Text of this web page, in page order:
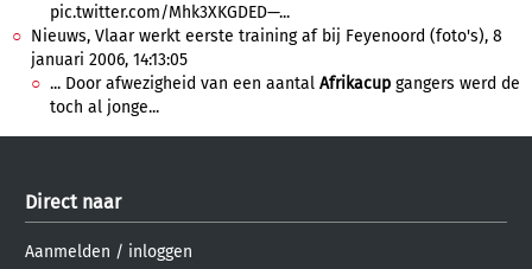
pic.twitter.com/Mhk3XKGDED—...
Nieuws, Vlaar werkt eerste training af bij Feyenoord (foto's), 8
januari 2006, 14:13:05
... Door afwezigheid van een aantal Afrikacup gangers werd de
toch al jonge...
Direct naar
Aanmelden / inloggen